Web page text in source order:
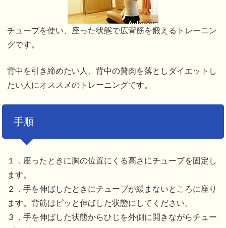
チューブを使い、座った状態で広背筋を鍛えるトレーニン
グです。
背中を引き締めたい人、背中の贅肉を落としダイエットし
たい人にオススメのトレーニングです。
手順
１．座ったときに胸の位置にくる高さにチューブを固定し
ます。
２．手を伸ばしたときにチューブが緩まないところに座り
ます。背筋はピッと伸ばした状態にしてください。
３．手を伸ばした状態からひじを外側に開きながらチュー